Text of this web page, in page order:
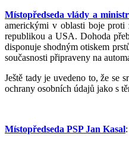
Místopředseda vlády a
americkými v oblasti boje proti
republikou a USA. Dohoda
disponuje shodným otiskem
současnosti připraveny na
Ještě tady je uvedeno to, že se
ochrany osobních údajů jako s
Místopředseda PSP Jan Kasal